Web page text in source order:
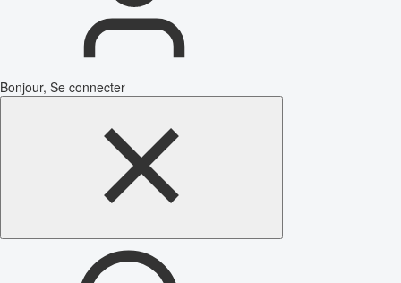
Bonjour, Se connecter